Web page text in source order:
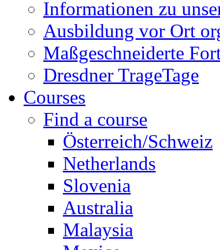
Informationen zu
Ausbildung vor Ort
Maßgeschneiderte
Dresdner TrageTage
Courses
Find a course
Österreich/Schweiz
Netherlands
Slovenia
Australia
Malaysia